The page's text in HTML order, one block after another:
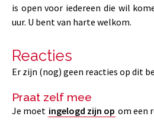
is open voor iedereen die wil
uur. U bent van harte welkom.
Reacties
Er zijn (nog) geen reacties op dit
Praat zelf mee
Je moet ingelogd zijn op om een